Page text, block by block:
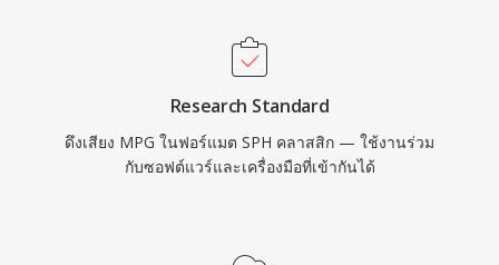
Research Standard
ดึงเสียง MPG ในฟอร์แมต SPH คลาสสิก — ใช้งานร่วม
กับซอฟต์แวร์และเครื่องมือที่เข้ากันได้